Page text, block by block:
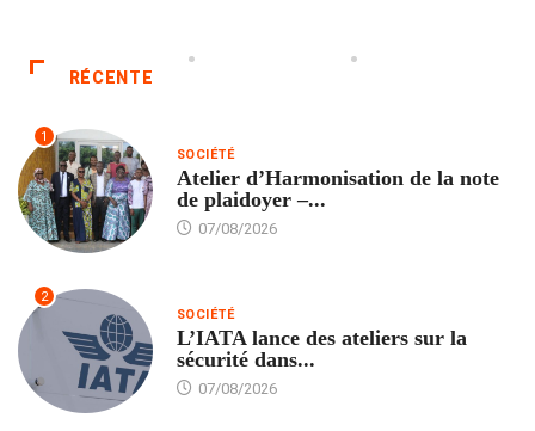
RÉCENTE
1
SOCIÉTÉ
Atelier d’Harmonisation de la note
de plaidoyer –...
07/08/2026
2
SOCIÉTÉ
L’IATA lance des ateliers sur la
sécurité dans...
07/08/2026